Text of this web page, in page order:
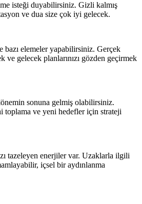
isteği duyabilirsiniz. Gizli kalmış
ve dua size çok iyi gelecek.
bazı elemeler yapabilirsiniz. Gerçek
ve gelecek planlarınızı gözden geçirmek
sonuna gelmiş olabilirsiniz.
toplama ve yeni hedefler için strateji
tazeleyen enerjiler var. Uzaklarla ilgili
içsel bir aydınlanma